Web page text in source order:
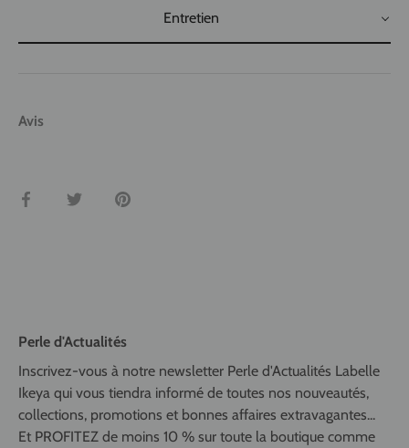
Entretien
Avis
Partager TweeterÉpingler
Perle d'Actualités
Inscrivez-vous à notre newsletter Perle d'Actualités Labelle
Ikeya qui vous tiendra informé de toutes nos nouveautés,
collections, promotions et bonnes affaires extravagantes...
Et PROFITEZ de moins 10 % sur toute la boutique comme